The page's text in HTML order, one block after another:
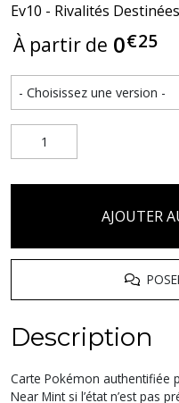
Ev10 - Rivalités Destinées
À partir de 0€25
AJOUTER
Description
Carte Pokémon authentifiée
Near Mint si l’état n’est pas